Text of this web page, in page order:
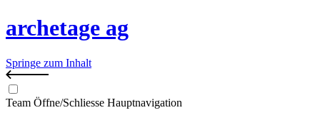
archetage ag
Springe zum Inhalt
Team Öffne/Schliesse Hauptnavigation